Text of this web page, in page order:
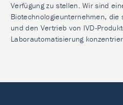
Verfügung zu stellen. Wir sind
Biotechnologieunternehmen, die
und den Vertrieb von IVD-
Laborautomatisierung